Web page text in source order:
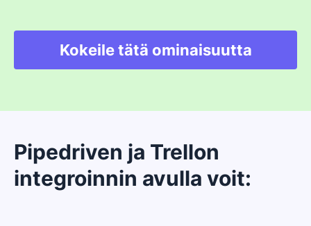
Kokeile tätä ominaisuutta
Avautuu uuteen
Pipedriven ja Trellon
integroinnin avulla voit: